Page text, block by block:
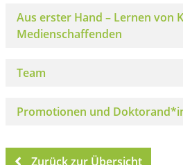
Aus erster Hand – Lernen von
Medienschaffenden
Team
Promotionen und
Zurück zur Übersicht